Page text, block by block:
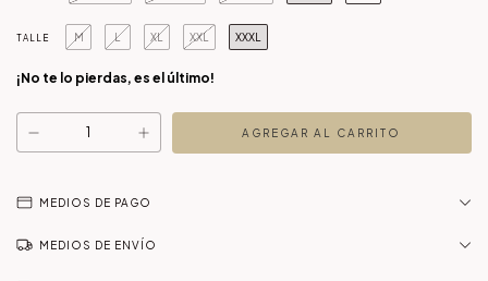
TALLE M L XL XXL XXXL
¡No te lo pierdas, es el último!
MEDIOS DE PAGO
MEDIOS DE ENVÍO